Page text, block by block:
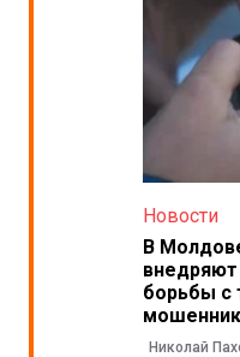
Новости
В
борьбы с
Николай